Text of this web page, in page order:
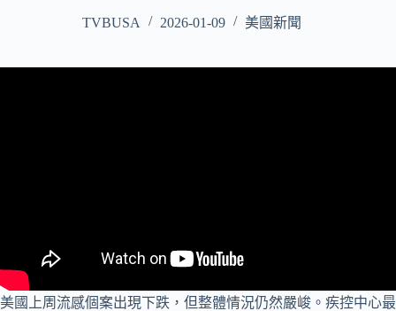
TVBUSA 2026-01-09 美國新聞
美國上周流感個案出現下跌，但整體情況仍然嚴峻。疾控中心最